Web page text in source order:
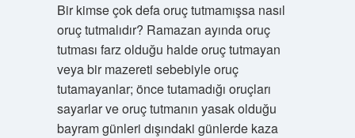
Bir kimse çok defa oruç tutmamışsa nasıl
oruç tutmalıdır? Ramazan ayında oruç
tutması farz olduğu halde oruç tutmayan
veya bir mazereti sebebiyle oruç
tutamayanlar; önce tutamadığı oruçları
sayarlar ve oruç tutmanın yasak olduğu
bayram günleri dışındaki günlerde kaza